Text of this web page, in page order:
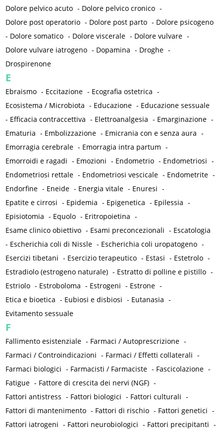
Dolore pelvico acuto - Dolore pelvico cronico -
Dolore post operatorio - Dolore post parto - Dolore psicogeno
- Dolore somatico - Dolore viscerale - Dolore vulvare -
Dolore vulvare iatrogeno - Dopamina - Droghe -
Drospirenone
E
Ebraismo - Eccitazione - Ecografia ostetrica -
Ecosistema / Microbiota - Educazione - Educazione sessuale
- Efficacia contraccettiva - Elettroanalgesia - Emarginazione -
Ematuria - Embolizzazione - Emicrania con e senza aura -
Emorragia cerebrale - Emorragia intra partum -
Emorroidi e ragadi - Emozioni - Endometrio - Endometriosi -
Endometriosi rettale - Endometriosi vescicale - Endometrite -
Endorfine - Eneide - Energia vitale - Enuresi -
Epatite e cirrosi - Epidemia - Epigenetica - Epilessia -
Episiotomia - Equolo - Eritropoietina -
Esame clinico obiettivo - Esami preconcezionali - Escatologia
- Escherichia coli di Nissle - Escherichia coli uropatogeno -
Esercizi tibetani - Esercizio terapeutico - Estasi - Estetrolo -
Estradiolo (estrogeno naturale) - Estratto di polline e pistillo -
Estriolo - Estroboloma - Estrogeni - Estrone -
Etica e bioetica - Eubiosi e disbiosi - Eutanasia -
Evitamento sessuale
F
Fallimento esistenziale - Farmaci / Autoprescrizione -
Farmaci / Controindicazioni - Farmaci / Effetti collaterali -
Farmaci biologici - Farmacisti / Farmaciste - Fascicolazione -
Fatigue - Fattore di crescita dei nervi (NGF) -
Fattori antistress - Fattori biologici - Fattori culturali -
Fattori di mantenimento - Fattori di rischio - Fattori genetici -
Fattori iatrogeni - Fattori neurobiologici - Fattori precipitanti -